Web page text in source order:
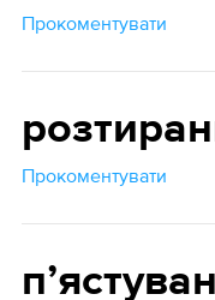
Прокоментувати
Прокоментувати